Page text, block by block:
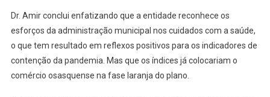
Dr. Amir conclui enfatizando que a entidade reconhece os
esforços da administração municipal nos cuidados com a saúde,
o que tem resultado em reflexos positivos para os indicadores de
contenção da pandemia. Mas que os índices já colocariam o
comércio osasquense na fase laranja do plano.